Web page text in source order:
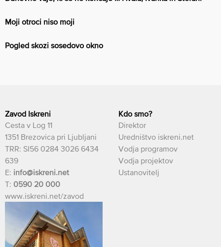
Moji otroci niso moji
Pogled skozi sosedovo okno
Zavod Iskreni
Cesta v Log 11
1351 Brezovica pri Ljubljani
TRR: SI56 0284 3026 6434
639
E: info@iskreni.net
T: 0590 20 000
www.iskreni.net/zavod
Kdo smo?
Direktor
Uredništvo iskreni.net
Vodja programov
Vodja projektov
Ustanovitelj